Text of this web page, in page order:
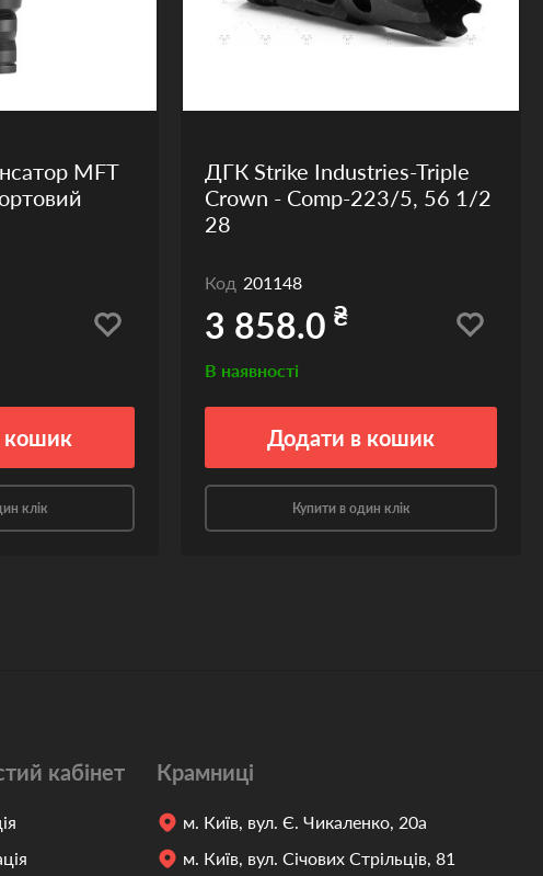
MFT
кошик
клік
ДГК Strike Industries-Triple
Crown - Comp-223/5, 56 1/2
28
Код 201148
3 858.0 ₴
В наявності
Додати в кошик
Купити в один клік
кабінет Крамниці
м. Київ, вул. Є. Чикаленко, 20а
м. Київ, вул. Січових Стрільців, 81